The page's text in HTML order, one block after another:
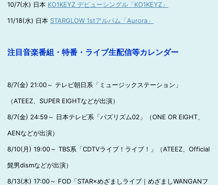
10/7(水) 日本 KO1KEYZ デビューシングル「KO1KEYZ」
11/18(水) 日本 STARGLOW 1stアルバム「Aurora」
注目音楽番組・特番・ライブ生配信等カレンダー
8/7(金) 21:00～ テレビ朝日系「ミュージックステーション」
（ATEEZ、SUPER EIGHTなどが出演）
8/7(金) 24:59～ 日本テレビ系「バズリズム02」（ONE OR EIGHT、
AENなどが出演）
8/10(月) 19:00～ TBS系「CDTVライブ！ライブ！」（ATEEZ、Official
髭男dismなどが出演）
8/13(木) 17:00～ FOD「STAR×めざましライブ｜めざましWANGANフ